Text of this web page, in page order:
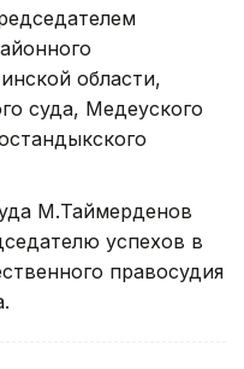
области,
суда, Медеуского
М.Таймерденов
успехов в
правосудия